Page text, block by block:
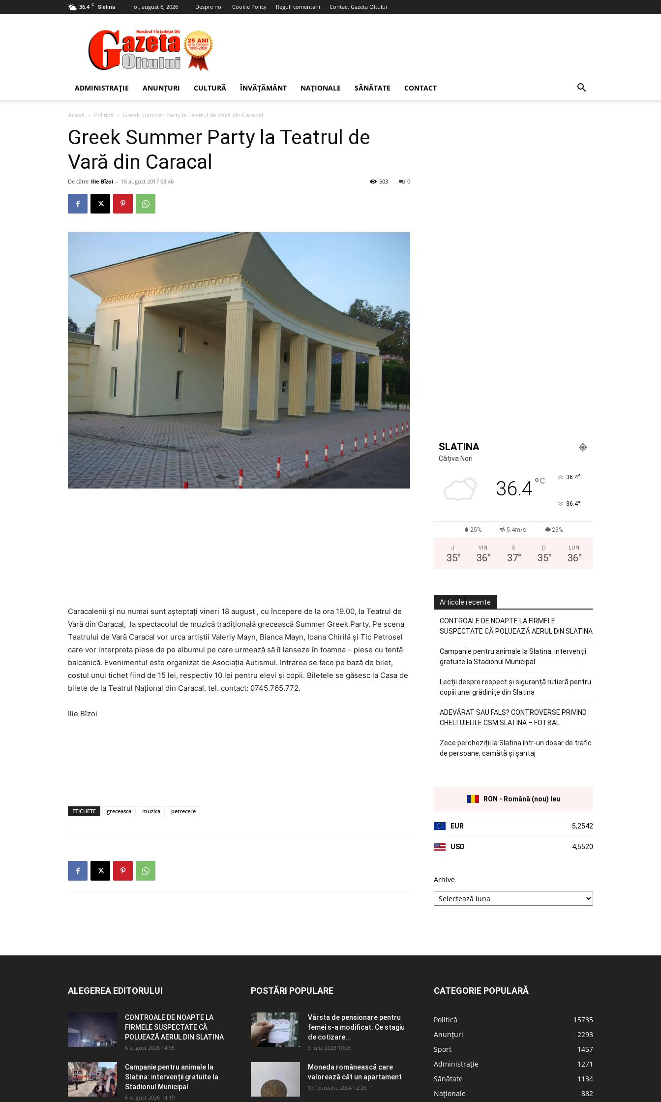
36.4 C Slatina joi, august 6, 2026 Despre noi Cookie Policy Reguli comentarii Contact Gazeta Oltului
Gazeta
Oltului
ADMINISTRAȚIE ANUNȚURI CULTURĂ ÎNVĂȚĂMÂNT NAȚIONALE SĂNĂTATE CONTACT
Acasă Politică Greek Summer Party la Teatrul de Vară din Caracal
Greek Summer Party la Teatrul de
Vară din Caracal
De către Ilie Bîzoi - 18 august 2017 08:46 0
503
Caracalenii şi nu numai sunt aşteptaţi vineri 18 august , cu începere de la ora 19.00, la Teatrul de
Vară din Caracal, la spectacolul de muzică tradițională grecească Summer Greek Party. Pe scena
Teatrului de Vară Caracal vor urca artiştii Valeriy Mayn, Bianca Mayn, Ioana Chirilă şi Tic Petrosel
care vor interpreta piese de pe albumul pe care urmează să îl lanseze în toamna – piese cu tentă
balcanică. Evenimentul este organizat de Asociaţia Autismul. Intrarea se face pe bază de bilet,
costul unui tichet fiind de 15 lei, respectiv 10 lei pentru elevi şi copii. Biletele se găsesc la Casa de
bilete de la Teatrul Național din Caracal, tel. contact: 0745.765.772.
Ilie Bîzoi
ETICHETE greceasca muzica petrecere
SLATINA
Câțiva Nori
36.4°C 36.4°
36.4°
25% 5.4m/s 23%
J
35°
VIN
36°
S
37°
D
35°
LUN
36°
Articole recente
CONTROALE DE NOAPTE LA FIRMELE
SUSPECTATE CĂ POLUEAZĂ AERUL DIN SLATINA
Campanie pentru animale la Slatina: intervenții
gratuite la Stadionul Municipal
Lecții despre respect și siguranță rutieră pentru
copiii unei grădinițe din Slatina
ADEVĂRAT SAU FALS? CONTROVERSE PRIVIND
CHELTUIELILE CSM SLATINA – FOTBAL
Zece percheziții la Slatina într-un dosar de trafic
de persoane, camătă și șantaj
RON - Română (nou) leu
EUR 5,2542
USD 4,5520
Arhive
ALEGEREA EDITORULUI
CONTROALE DE NOAPTE LA
FIRMELE SUSPECTATE CĂ
POLUEAZĂ AERUL DIN SLATINA
6 august 2026 14:35
Campanie pentru animale la
Slatina: intervenții gratuite la
Stadionul Municipal
6 august 2026 14:19
POSTĂRI POPULARE
Vârsta de pensionare pentru
femei s-a modificat. Ce stagiu
de cotizare...
3 iulie 2023 10:06
Moneda românească care
valorează cât un apartament
13 februarie 2024 12:26
CATEGORIE POPULARĂ
Politică
15735
Anunțuri
2293
Sport
1457
Administrație
1271
Sănătate
1134
Naționale
882